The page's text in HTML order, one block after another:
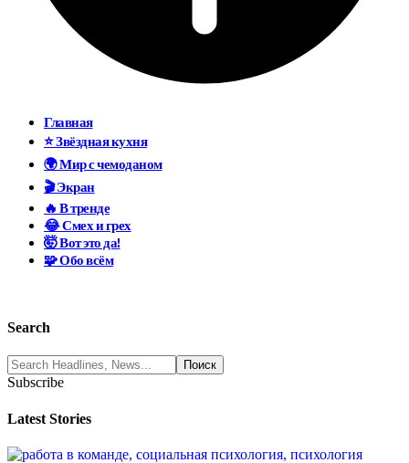
Главная
⭐ Звёздная кухня
🌍 Мир с чемоданом
🎬 Экран
🔥 В тренде
😂 Смех и грех
🤯 Вот это да!
🧩 Обо всём
Search
Subscribe
Latest Stories